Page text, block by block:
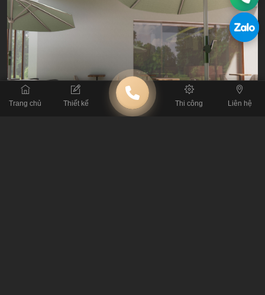
Trang chủ Thiết kế Thi công Liên hệ